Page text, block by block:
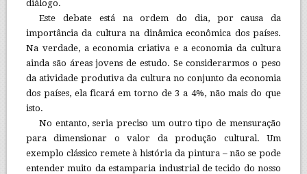
diálogo.
Este debate está na ordem do dia, por causa da
importância da cultura na dinâmica econômica dos países.
Na verdade, a economia criativa e a economia da cultura
ainda são áreas jovens de estudo. Se considerarmos o peso
da atividade produtiva da cultura no conjunto da economia
dos países, ela ficará em torno de 3 a 4%, não mais do que
isto.
No entanto, seria preciso um outro tipo de mensuração
para dimensionar o valor da produção cultural. Um
exemplo clássico remete à história da pintura – não se pode
entender muito da estamparia industrial de tecido do nosso